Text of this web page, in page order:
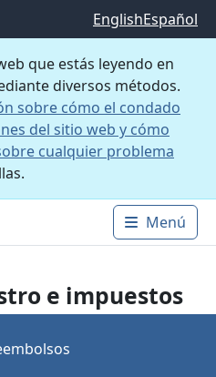
EnglishEspañol
que estás leyendo en
diversos métodos.
sobre cómo el condado
del sitio web y cómo
cualquier problema
Main
Menú
e impuestos